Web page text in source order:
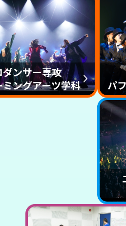
ンサー専攻
ングアーツ学科
パ